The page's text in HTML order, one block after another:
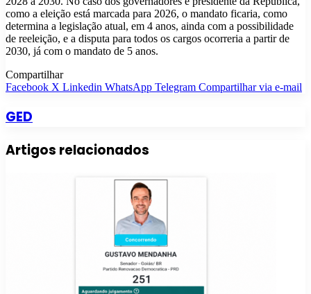
como a eleição está marcada para 2026, o mandato ficaria, como
determina a legislação atual, em 4 anos, ainda com a possibilidade
de reeleição, e a disputa para todos os cargos ocorreria a partir de
2030, já com o mandato de 5 anos.
Compartilhar
Facebook X Linkedin WhatsApp Telegram Compartilhar via e-mail
GED
Artigos relacionados